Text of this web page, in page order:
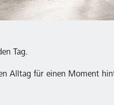
Tag.
Alltag für einen Moment